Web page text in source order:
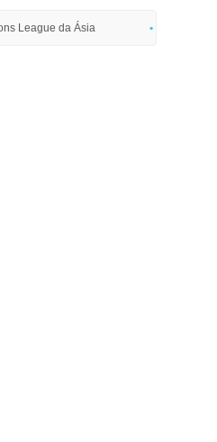
League da Ásia